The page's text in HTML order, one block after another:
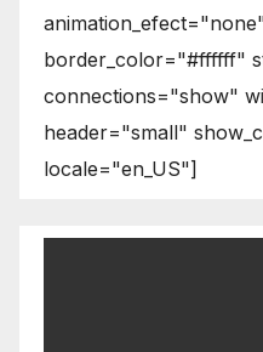
border_color="#ffffff"
connections="show"
header="small"
locale="en_US"]